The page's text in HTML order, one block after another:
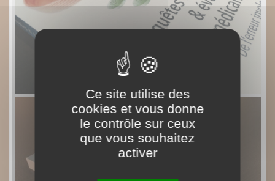
Ce site utilise des
cookies et vous donne
le contrôle sur ceux
que vous souhaitez
activer